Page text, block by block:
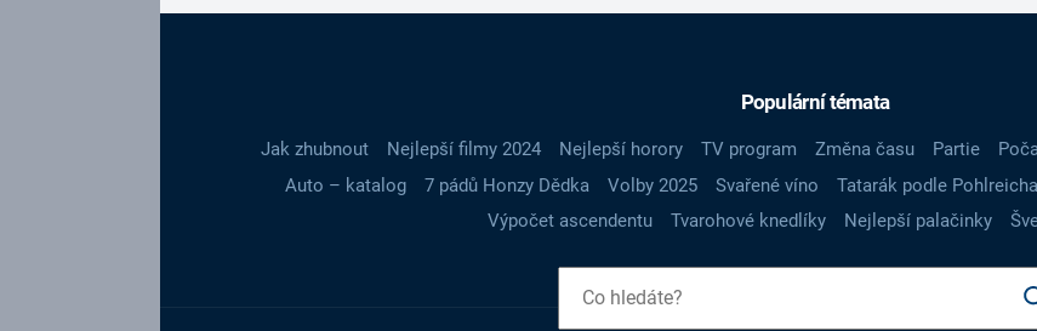
Populární témata
Jak zhubnout Nejlepší filmy 2024 Nejlepší horory TV program Změna času Partie
Auto – katalog
7 pádů Honzy Dědka Volby 2025 Svařené víno Tatarák podle Pohlreicha
Výpočet ascendentu
Tvarohové knedlíky Nejlepší palačinky